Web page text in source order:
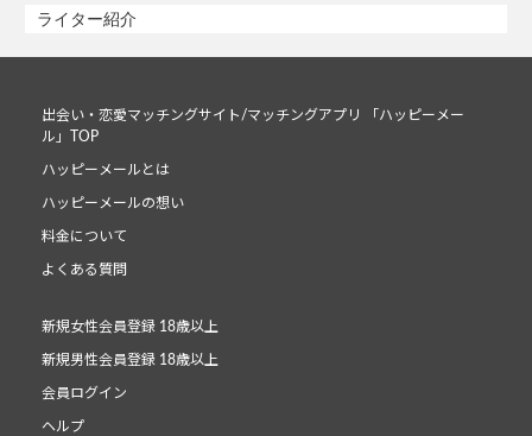
ライター紹介
出会い・恋愛マッチングサイト/マッチングアプリ 「ハッピーメー
ル」TOP
ハッピーメールとは
ハッピーメールの想い
料金について
よくある質問
新規女性会員登録 18歳以上
新規男性会員登録 18歳以上
会員ログイン
ヘルプ